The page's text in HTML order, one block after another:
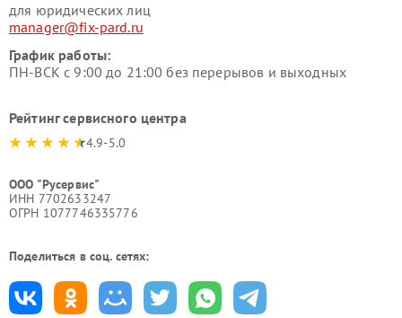
для юридических лиц
manager@fix-pard.ru
График работы:
ПН-ВСК с 9:00 до 21:00 без перерывов и выходных
Рейтинг сервисного центра
4.9-5.0
ООО "Русервис"
ИНН 7702633247
ОГРН 1077746335776
Поделиться в соц. сетях: